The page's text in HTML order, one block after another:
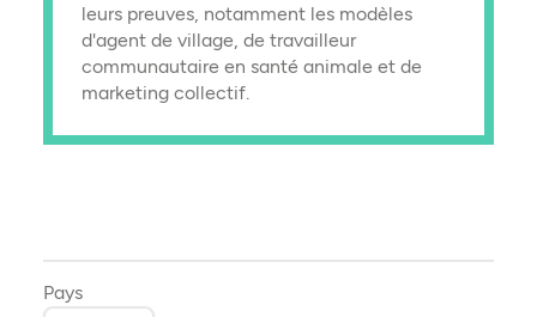
leurs preuves, notamment les modèles
d'agent de village, de travailleur
communautaire en santé animale et de
marketing collectif.
Pays